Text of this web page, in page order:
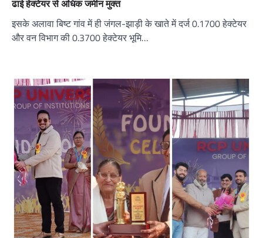
ढाई हेक्टेयर से अधिक जमीन मुक्त
इसके अलावा बिष्ट गांव में ही जंगल-झाड़ी के खाते में दर्ज 0.1700 हेक्टेयर
और वन विभाग की 0.3700 हेक्टेयर भूमि…